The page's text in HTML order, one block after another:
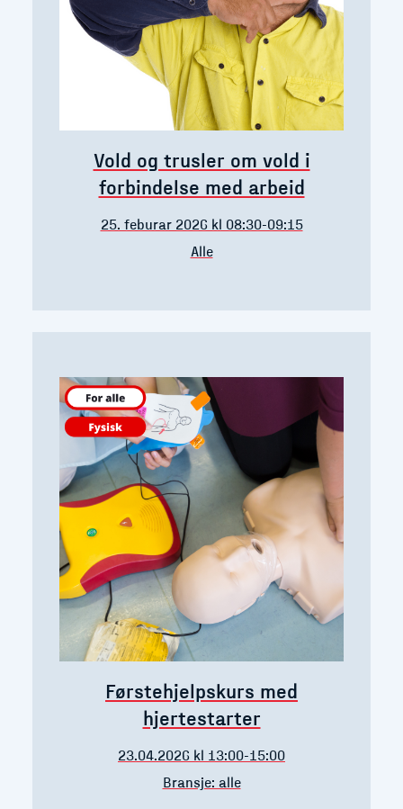
Vold og trusler om vold i
forbindelse med arbeid
25. feburar 2026 kl 08:30-09:15
Alle
Førstehjelpskurs med
hjertestarter
23.04.2026 kl 13:00-15:00
Bransje: alle